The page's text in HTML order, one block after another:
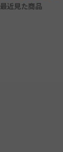
最近見た商品